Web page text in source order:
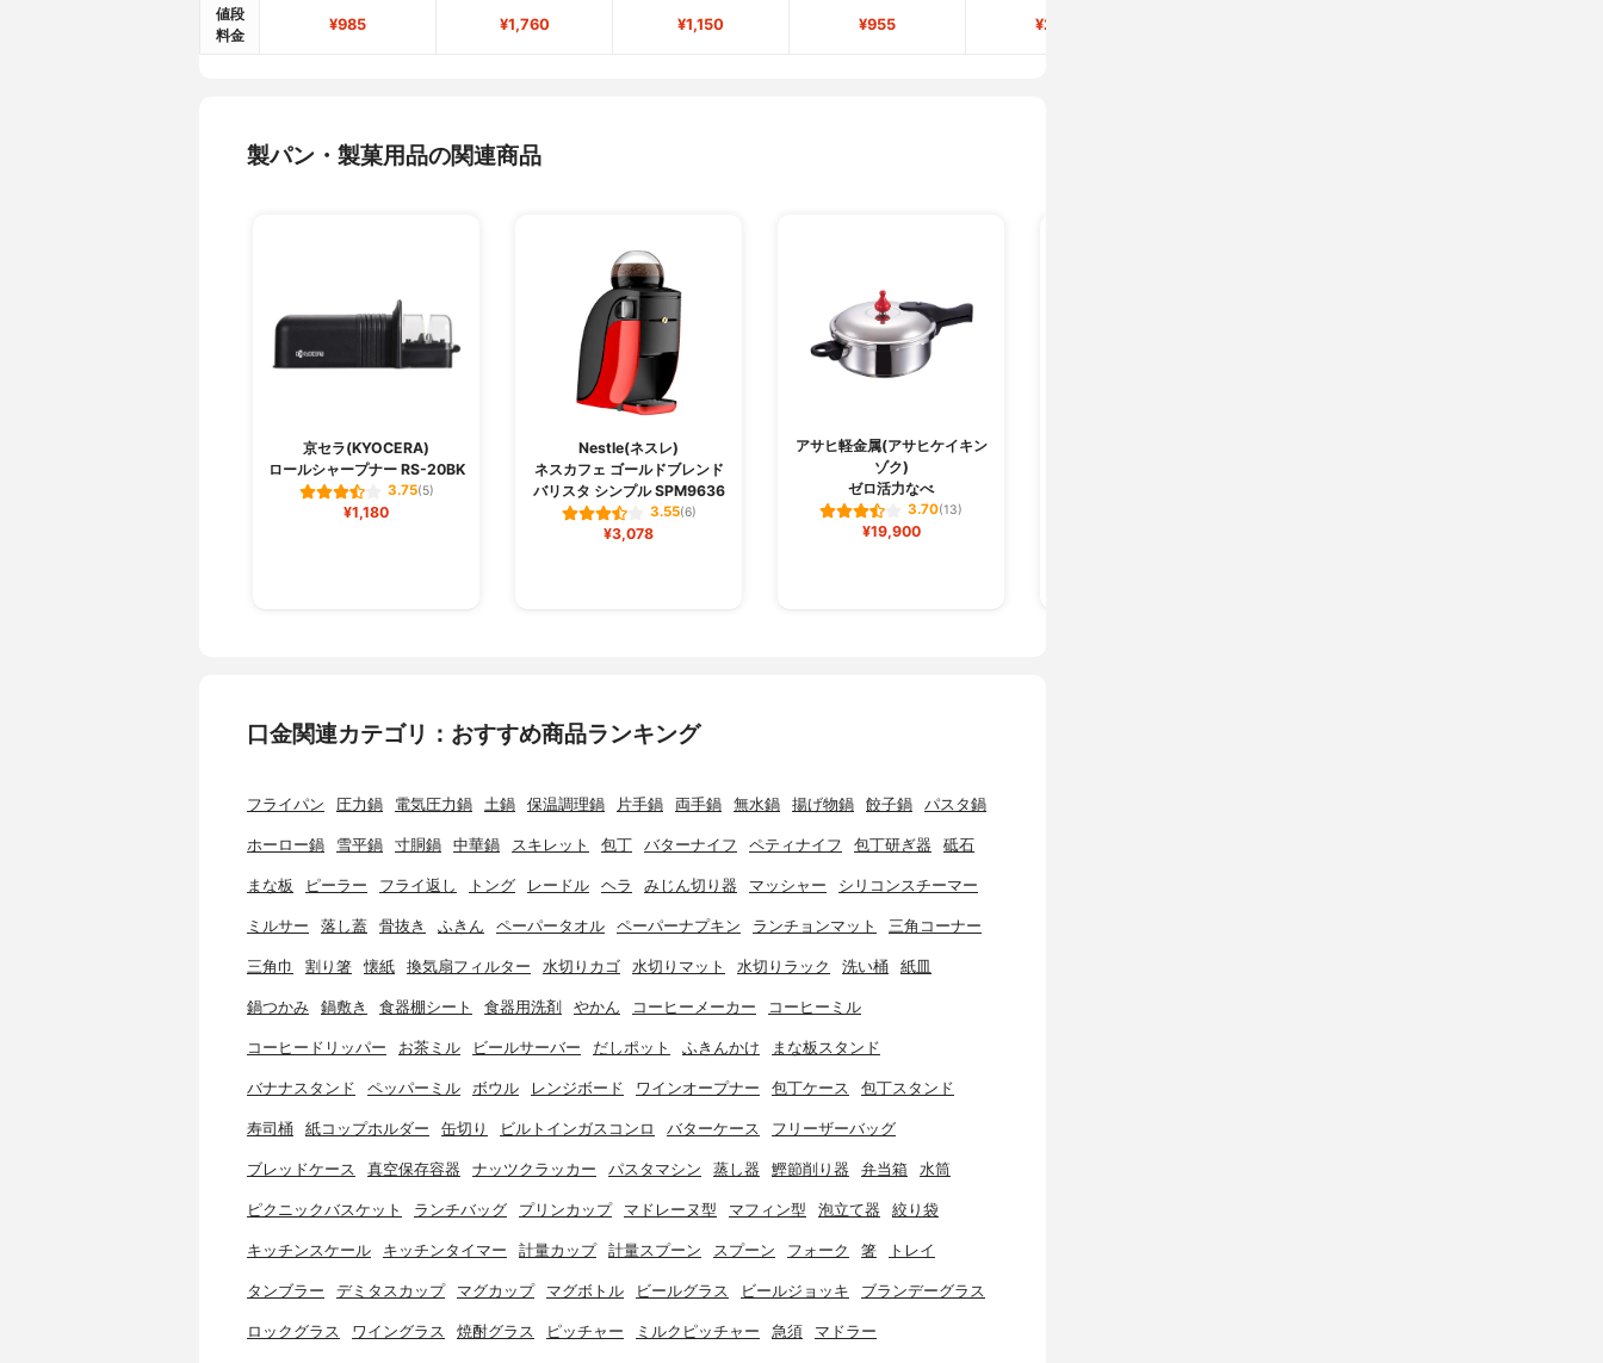
値段
料金
¥985 ¥1,760 ¥1,150 ¥955 ¥254
製パン・製菓用品の関連商品
京セラ(KYOCERA)
ロールシャープナー RS-20BK
3.75(5)
¥1,180
Nestle(ネスレ)
ネスカフェ ゴールドブレンド
バリスタ シンプル SPM9636
3.55(6)
¥3,078
アサヒ軽金属(アサヒケイキン
ゾク)
ゼロ活力なべ
3.70(13)
¥19,900
口金関連カテゴリ：おすすめ商品ランキング
フライパン 圧力鍋 電気圧力鍋 土鍋 保温調理鍋 片手鍋 両手鍋 無水鍋 揚げ物鍋 餃子鍋 パスタ鍋
ホーロー鍋 雪平鍋 寸胴鍋 中華鍋 スキレット 包丁 バターナイフ ペティナイフ 包丁研ぎ器 砥石
まな板 ピーラー フライ返し トング レードル ヘラ みじん切り器 マッシャー シリコンスチーマー
ミルサー 落し蓋 骨抜き ふきん ペーパータオル ペーパーナプキン ランチョンマット 三角コーナー
三角巾 割り箸 懐紙 換気扇フィルター 水切りカゴ 水切りマット 水切りラック 洗い桶 紙皿
鍋つかみ 鍋敷き 食器棚シート 食器用洗剤 やかん コーヒーメーカー コーヒーミル
コーヒードリッパー お茶ミル ビールサーバー だしポット ふきんかけ まな板スタンド
バナナスタンド ペッパーミル ボウル レンジボード ワインオープナー 包丁ケース 包丁スタンド
寿司桶 紙コップホルダー 缶切り ビルトインガスコンロ バターケース フリーザーバッグ
ブレッドケース 真空保存容器 ナッツクラッカー パスタマシン 蒸し器 鰹節削り器 弁当箱 水筒
ピクニックバスケット ランチバッグ プリンカップ マドレーヌ型 マフィン型 泡立て器 絞り袋
キッチンスケール キッチンタイマー 計量カップ 計量スプーン スプーン フォーク 箸 トレイ
タンブラー デミタスカップ マグカップ マグボトル ビールグラス ビールジョッキ ブランデーグラス
ロックグラス ワイングラス 焼酎グラス ピッチャー ミルクピッチャー 急須 マドラー